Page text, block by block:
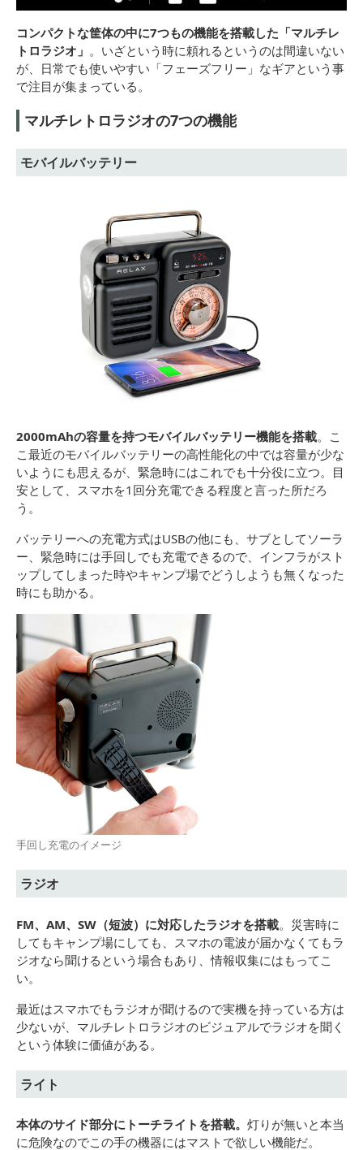
コンパクトな筐体の中に7つもの機能を搭載した「マルチレ
トロラジオ」 。いざという時に頼れるというのは間違いない
が、日常でも使いやすい「フェーズフリー」なギアという事
で注目が集まっている。
マルチレトロラジオの7つの機能
モバイルバッテリー
2000mAhの容量を持つモバイルバッテリー機能を搭載。こ
こ最近のモバイルバッテリーの高性能化の中では容量が少な
いようにも思えるが、緊急時にはこれでも十分役に立つ。目
安として、スマホを1回分充電できる程度と言った所だろ
う。
バッテリーへの充電方式はUSBの他にも、サブとしてソーラ
ー、緊急時には手回しでも充電できるので、インフラがスト
ップしてしまった時やキャンプ場でどうしようも無くなった
時にも助かる。
手回し充電のイメージ
ラジオ
FM、AM、SW（短波）に対応したラジオを搭載。災害時に
してもキャンプ場にしても、スマホの電波が届かなくてもラ
ジオなら聞けるという場合もあり、情報収集にはもってこ
い。
最近はスマホでもラジオが聞けるので実機を持っている方は
少ないが、マルチレトロラジオのビジュアルでラジオを聞く
という体験に価値がある。
ライト
本体のサイド部分にトーチライトを搭載。 灯りが無いと本当
に危険なのでこの手の機器にはマストで欲しい機能だ。